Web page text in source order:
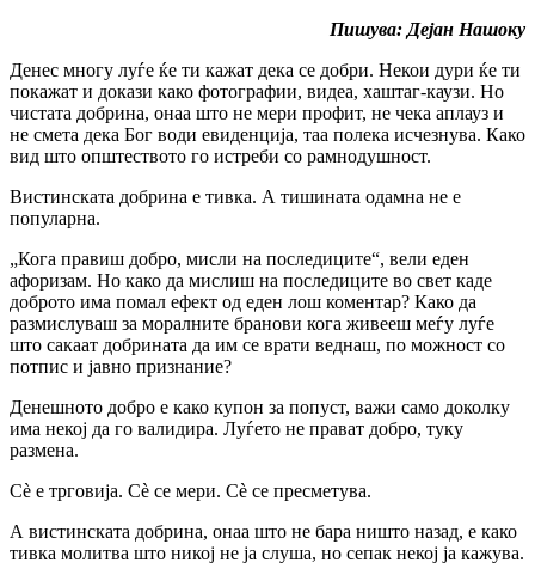
Пишува: Дејан Нашоку
Денес многу луѓе ќе ти кажат дека се добри. Некои дури ќе ти
покажат и докази како фотографии, видеа, хаштаг-каузи. Но
чистата добрина, онаа што не мери профит, не чека аплауз и
не смета дека Бог води евиденција, таа полека исчезнува. Како
вид што општеството го истреби со рамнодушност.
Вистинската добрина е тивка. А тишината одамна не е
популарна.
„Кога правиш добро, мисли на последиците“, вели еден
афоризам. Но како да мислиш на последиците во свет каде
доброто има помал ефект од еден лош коментар? Како да
размислуваш за моралните бранови кога живееш меѓу луѓе
што сакаат добрината да им се врати веднаш, по можност со
потпис и јавно признание?
Денешното добро е како купон за попуст, важи само доколку
има некој да го валидира. Луѓето не прават добро, туку
размена.
Сè е трговија. Сè се мери. Сè се пресметува.
А вистинската добрина, онаа што не бара ништо назад, е како
тивка молитва што никој не ја слуша, но сепак некој ја кажува.